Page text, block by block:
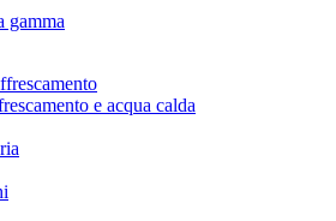
gamma
e acqua calda